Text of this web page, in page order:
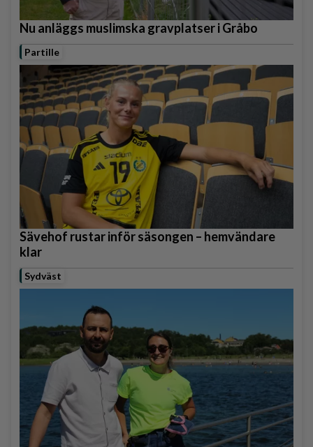
Nu anläggs muslimska gravplatser i Gråbo
Partille
Sävehof rustar inför säsongen – hemvändare
klar
Sydväst